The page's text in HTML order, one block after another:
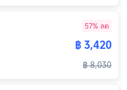
57% ลด
฿ 3,420
฿ 8,030